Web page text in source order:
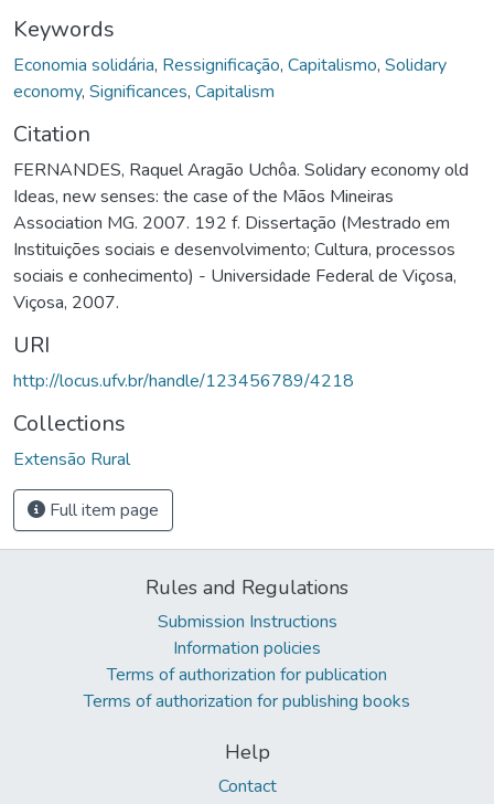
Keywords
Economia solidária, Ressignificação, Capitalismo, Solidary
economy, Significances, Capitalism
Citation
FERNANDES, Raquel Aragão Uchôa. Solidary economy old
Ideas, new senses: the case of the Mãos Mineiras
Association MG. 2007. 192 f. Dissertação (Mestrado em
Instituições sociais e desenvolvimento; Cultura, processos
sociais e conhecimento) - Universidade Federal de Viçosa,
Viçosa, 2007.
URI
http://locus.ufv.br/handle/123456789/4218
Collections
Extensão Rural
Full item page
Rules and Regulations
Submission Instructions
Information policies
Terms of authorization for publication
Terms of authorization for publishing books
Help
Contact